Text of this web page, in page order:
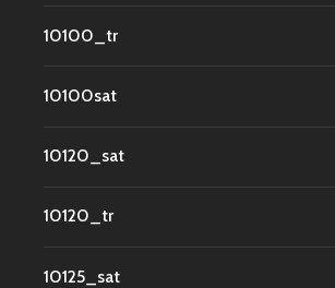
10100_tr
10100sat
10120_sat
10120_tr
10125_sat